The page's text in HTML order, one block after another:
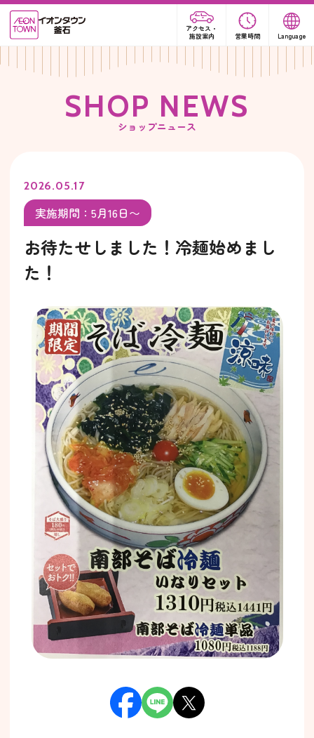
アクセス・
施設案内
営業時間 Language
SHOP NEWS
ショップニュース
2026.05.17
実施期間：5月16日〜
お待たせしました！冷麺始めまし
た！